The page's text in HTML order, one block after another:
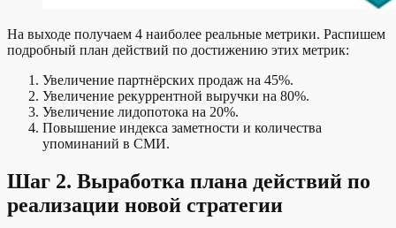
На выходе получаем 4 наиболее реальные метрики. Распишем
подробный план действий по достижению этих метрик:
Увеличение партнёрских продаж на 45%.
Увеличение рекуррентной выручки на 80%.
Увеличение лидопотока на 20%.
Повышение индекса заметности и количества
упоминаний в СМИ.
Шаг 2. Выработка плана действий по
реализации новой стратегии